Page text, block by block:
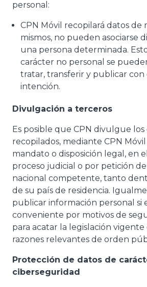
personal:
CPN Móvil recopilará datos de
mismos, no pueden asociarse
una persona determinada.
carácter no personal se
tratar, transferir y publicar
intención.
Divulgación a terceros
Es posible que CPN divulgue
recopilados, mediante CPN
mandato o disposición legal, en
proceso judicial o por petición
nacional competente, tanto
de su país de residencia.
publicar información personal si
conveniente por motivos de
para acatar la legislación vigente
razones relevantes de orden
Protección de datos de
ciberseguridad